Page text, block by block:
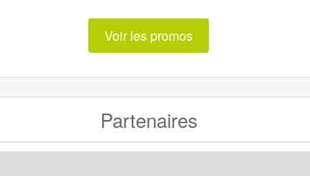
Voir les promos
Partenaires